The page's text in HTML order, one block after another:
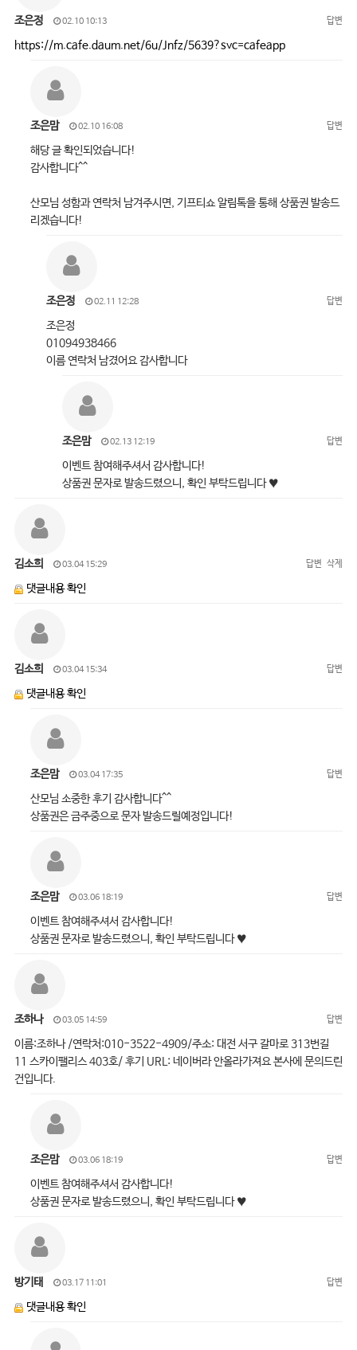
조은정 02.10 10:13 답변
https://m.cafe.daum.net/6u/Jnfz/5639?svc=cafeapp
조은맘 02.10 16:08 답변
해당 글 확인되었습니다!
감사합니다^^
산모님 성함과 연락처 남겨주시면, 기프티쇼 알림톡을 통해 상품권 발송드
리겠습니다!
조은정 02.11 12:28 답변
조은정
01094938466
이름 연락처 남겼어요 감사합니다
조은맘 02.13 12:19 답변
이벤트 참여해주셔서 감사합니다!
상품권 문자로 발송드렸으니, 확인 부탁드립니다 ♥
김소희 03.04 15:29 답변 삭제
댓글내용 확인
김소희 03.04 15:34 답변
댓글내용 확인
조은맘 03.04 17:35 답변
산모님 소중한 후기 감사합니다^^
상품권은 금주중으로 문자 발송드릴예정입니다!
조은맘 03.06 18:19 답변
이벤트 참여해주셔서 감사합니다!
상품권 문자로 발송드렸으니, 확인 부탁드립니다 ♥
조하나 03.05 14:59 답변
이름:조하나 /연락처:010-3522-4909/주소: 대전 서구 갈마로 313번길
11 스카이팰리스 403호/ 후기 URL: 네이버라 안올라가져요 본사에 문의드린
건입니다.
조은맘 03.06 18:19 답변
이벤트 참여해주셔서 감사합니다!
상품권 문자로 발송드렸으니, 확인 부탁드립니다 ♥
방기태 03.17 11:01 답변
댓글내용 확인